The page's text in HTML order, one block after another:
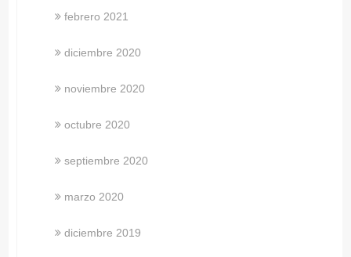
febrero 2021
diciembre 2020
noviembre 2020
octubre 2020
septiembre 2020
marzo 2020
diciembre 2019